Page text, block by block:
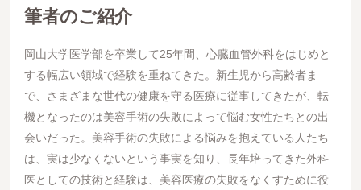
筆者のご紹介
岡山大学医学部を卒業して25年間、心臓血管外科をはじめと
する幅広い領域で経験を重ねてきた。新生児から高齢者ま
で、さまざまな世代の健康を守る医療に従事してきたが、転
機となったのは美容手術の失敗によって悩む女性たちとの出
会いだった。美容手術の失敗による悩みを抱えている人たち
は、実は少なくないという事実を知り、長年培ってきた外科
医としての技術と経験は、美容医療の失敗をなくすために役